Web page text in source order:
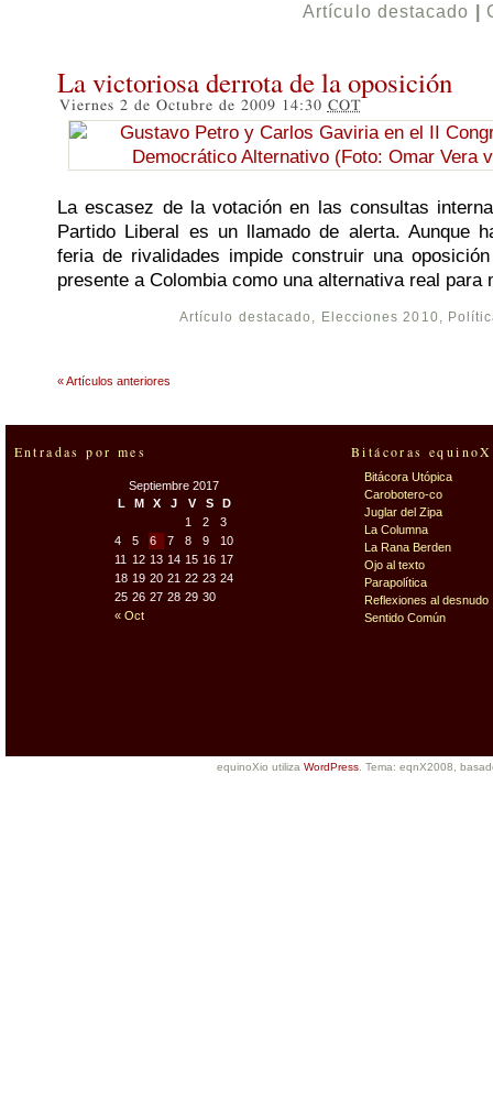
Artículo destacado
La victoriosa derrota de la oposición
Viernes 2 de Octubre de 2009 14:30 COT
La escasez de la votación en las consultas
Partido Liberal es un llamado de alerta. Aunque
feria de rivalidades impide construir una
presente a Colombia como una alternativa real para
Artículo destacado Elecciones 2010
« Artículos anteriores
Entradas por mes
Septiembre 2017
L
M X J V S D
« Oct
1 2
3
4
5 6 7 8 9
10
11
12 13 14 15 16 17
18 19 20 21 22 23 24
25 26 27 28 29 30
Bitácoras
Bitácora Utópica
Carobotero-co
Juglar del Zipa
La Columna
La Rana Berden
Ojo al texto
Parapolítica
Reflexiones al desnudo
Sentido Común
equinoXio utiliza WordPress . Tema: eqnX2008,